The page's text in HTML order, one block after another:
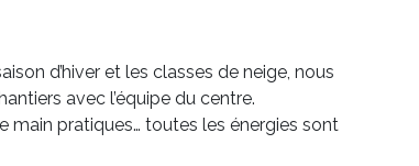
d’hiver et les classes de neige, nous
avec l’équipe du centre.
main pratiques… toutes les énergies sont